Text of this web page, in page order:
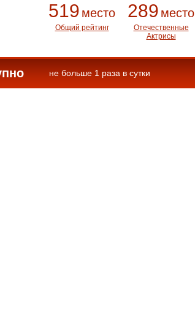
519 место
Общий рейтинг
289 место
Отечественные
Актрисы
не больше 1 раза в сутки